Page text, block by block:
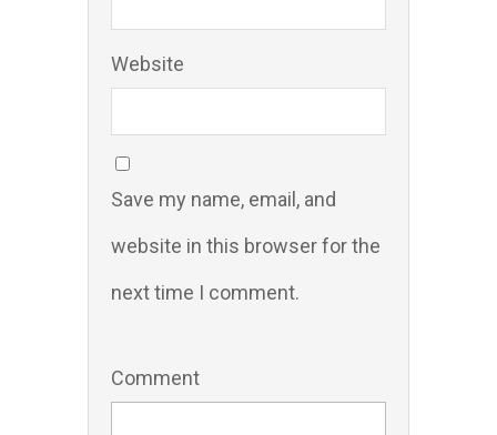
Website
Save my name, email, and
website in this browser for the
next time I comment.
Comment